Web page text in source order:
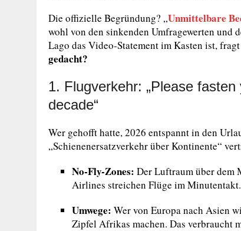
Die offizielle Begründung? „Unmittelbare
wohl von den sinkenden Umfragewerten und
Lago das Video-Statement im Kasten ist,
gedacht?
1. Flugverkehr: „Please
decade“
Wer gehofft hatte, 2026 entspannt in den
„Schienenersatzverkehr über Kontinente“
No-Fly-Zones: Der Luftraum über dem
Airlines streichen Flüge im Minutentakt.
Umwege: Wer von Europa nach Asien
Zipfel Afrikas machen. Das verbraucht